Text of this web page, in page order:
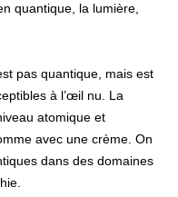
quantique, la lumière,
pas quantique, mais est
à l’œil nu. La
atomique et
avec une crème. On
dans des domaines